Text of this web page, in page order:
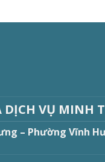
DỊCH VỤ MINH
– Phường Vĩnh